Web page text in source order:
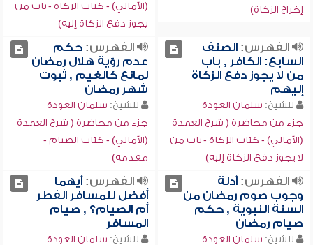
إخراج الزكاة)
(الأمالي) - كتاب الزكاة - باب من
يجوز دفع الزكاة إليه)
الفهرس:الصنف
السابع: الكافر , باب
من لا يجوز دفع الزكاة
إليهم
للشيخ: سلمان العودة
جزء من محاضرة ( شرح العمدة
(الأمالي) - كتاب الزكاة - باب من
لا يجوز دفع الزكاة إليه)
الفهرس:حكم
عدم رؤية هلال رمضان
لمانع كالغيم , ثبوت
شهر رمضان
للشيخ: سلمان العودة
جزء من محاضرة ( شرح العمدة
(الأمالي) - كتاب الصيام -
مقدمة)
الفهرس:أدلة
وجوب صوم رمضان من
السنة النبوية , حكم
صيام رمضان
للشيخ: سلمان العودة
الفهرس:أيهما
أفضل للمسافر الفطر
أم الصيام؟ , صيام
المسافر
للشيخ: سلمان العودة